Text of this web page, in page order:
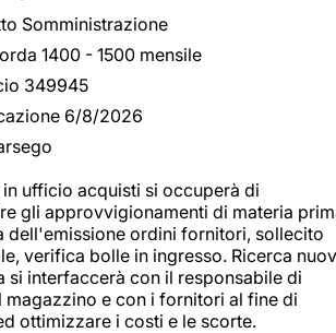
Somministrazione
1400 - 1500 mensile
349945
6/8/2026
ufficio acquisti si occuperà di
gli approvvigionamenti di materia
dell'emissione ordini fornitori, sollecito
verifica bolle in ingresso. Ricerca
si interfaccerà con il responsabile di
magazzino e con i fornitori al fine di
ottimizzare i costi e le scorte.